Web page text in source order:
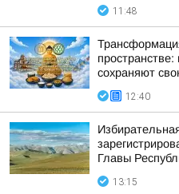
11:48
пространстве:
сохраняют
12:40
Главы
13:15